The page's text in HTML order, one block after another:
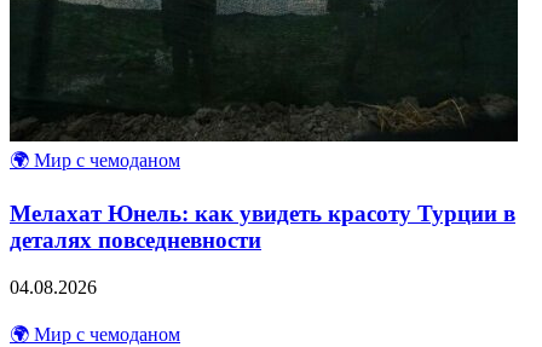
🌍 Мир с чемоданом
Мелахат Юнель: как увидеть красоту Турции в
деталях повседневности
04.08.2026
🌍 Мир с чемоданом